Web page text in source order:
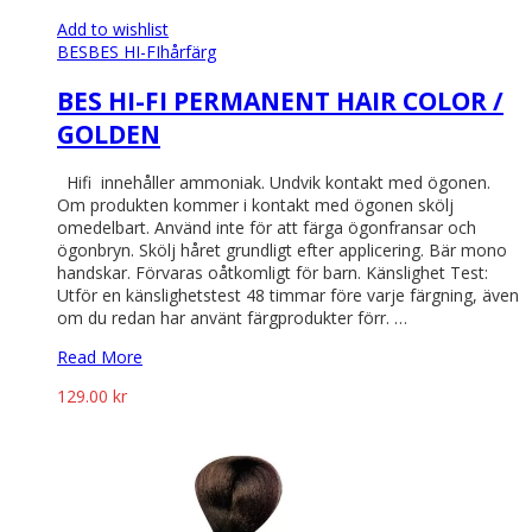
Add to wishlist
BESBES HI-FIhårfärg
BES HI-FI PERMANENT HAIR COLOR /
GOLDEN
Hifi innehåller ammoniak. Undvik kontakt med ögonen.
Om produkten kommer i kontakt med ögonen skölj
omedelbart. Använd inte för att färga ögonfransar och
ögonbryn. Skölj håret grundligt efter applicering. Bär mono
handskar. Förvaras oåtkomligt för barn. Känslighet Test:
Utför en känslighetstest 48 timmar före varje färgning, även
om du redan har använt färgprodukter förr. …
Read More
129.00 kr